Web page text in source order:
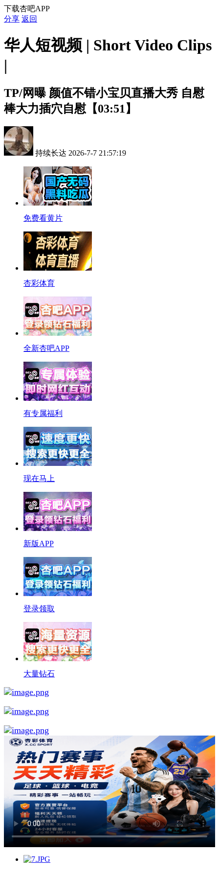
下载杏吧APP
分享 返回
华人短视频 | Short Video Clips
|
TP/网曝 颜值不错小宝贝直播大秀 自慰
棒大力插穴自慰【03:51】
持续长达 2026-7-7 21:57:19
免费看黄片
杏彩体育
全新杏吧APP
有专属福利
现在马上
新版APP
登录领取
大量钻石